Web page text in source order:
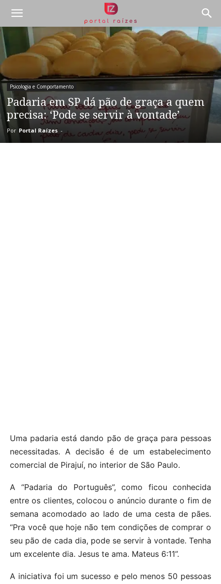
Psicologia e Comportamento
Padaria em SP dá pão de graça a quem
precisa: ‘Pode se servir à vontade’
Por Portal Raízes -
Uma padaria está dando pão de graça para pessoas
necessitadas. A decisão é de um estabelecimento
comercial de Pirajuí, no interior de São Paulo.
A “Padaria do Português”, como ficou conhecida
entre os clientes, colocou o anúncio durante o fim de
semana acomodado ao lado de uma cesta de pães.
“Pra você que hoje não tem condições de comprar o
seu pão de cada dia, pode se servir à vontade. Tenha
um excelente dia. Jesus te ama. Mateus 6:11”.
A iniciativa foi um sucesso e pelo menos 50 pessoas